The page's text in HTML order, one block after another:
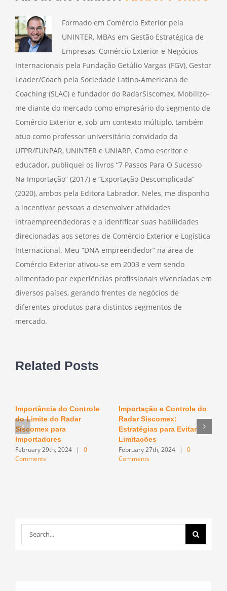
Formado em Comércio Exterior pela
UNINTER, MBAs em Gestão Estratégica de
Empresas, Comércio Exterior e Negócios
Internacionais pela Fundação Getúlio Vargas (FGV), Gestor
Leader/Coach pela Sociedade Latino-Americana de
Coaching (SLAC) e fundador do RadarSiscomex. Mobilizo-
me diante do mercado como empresário do segmento de
Comércio Exterior e, sob um contexto múltiplo, também
atuo como professor universitário convidado da
UFPR/FUNPAR, UNINTER e UNIARP. Como escritor e
educador, publiquei os livros “7 Passos Para O Sucesso
Na Importação” (2017) e “Exportação Descomplicada”
(2020), ambos pela Editora Labrador. Neles, me disponho
a incentivar pessoas a desenvolver atividades
intraempreendedoras e a identificar suas habilidades
direcionadas aos setores de Comércio Exterior e Logística
Internacional. Meu “DNA empreendedor” na área de
Comércio Exterior ativou-se em 2003 e vem sendo
alimentado por experiências profissionais vivenciadas em
diversos países, gerando frentes de negócios de
diferentes produtos para distintos segmentos de
mercado.
Related Posts
Importância do Controle
do Limite do Radar
Siscomex para
Importadores
February 29th, 2024 |
0
Comments
Importação e Controle do
Radar Siscomex:
Estratégias para Evitar
Limitações
February 27th, 2024 |
0
Comments
Search
for: